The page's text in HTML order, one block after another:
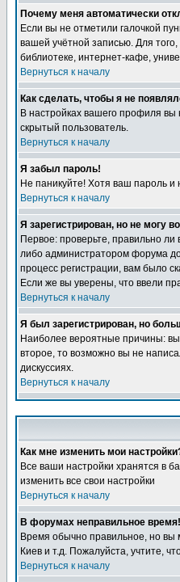
Почему меня автоматически
Если вы не отметили галочкой
вашей учётной записью. Для
библиотеке, интернет-кафе,
Вернуться к началу
Как сделать, чтобы я не
В настройках вашего профиля
скрытый пользователь.
Вернуться к началу
Я забыл пароль!
Не паникуйте! Хотя ваш пароль и
Вернуться к началу
Я зарегистрирован, но не могу
Первое: проверьте, правильно
либо администратором форума
процесс регистрации, вам было
Если же вы уверены, что ввели
Вернуться к началу
Я был зарегистрирован, но
Наиболее вероятные причины: вы
второе, то возможно вы не
дискуссиях.
Вернуться к началу
Как мне изменить мои
Все ваши настройки хранятся в
изменить все свои настройки
Вернуться к началу
В форумах неправильное время!
Время обычно правильное, но вы
Киев и т.д. Пожалуйста, учтите,
Вернуться к началу